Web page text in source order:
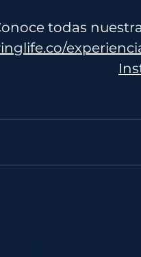
todas